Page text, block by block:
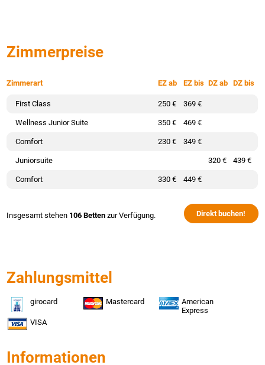
Zimmerpreise
Zimmerart EZ ab EZ bis DZ ab DZ bis
First Class 250 € 369 €
Wellness Junior Suite 350 € 469 €
Comfort 230 € 349 €
Juniorsuite 320 € 439 €
Comfort 330 € 449 €
Insgesamt stehen 106 Betten zur Verfügung. Direkt buchen!
Zahlungsmittel
girocard Mastercard
American
Express
VISA
Informationen